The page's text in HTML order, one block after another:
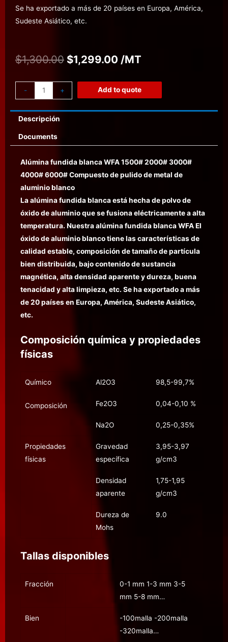
Se ha exportado a más de 20 países en Europa, América,
Sudeste Asiático, etc.
$1,300.00 $1,299.00 /MT
- + Add to quote
Descripción
Documents
Alúmina fundida blanca WFA 1500# 2000# 3000#
4000# 6000# Compuesto de pulido de metal de
aluminio blanco
La alúmina fundida blanca está hecha de polvo de
óxido de aluminio que se fusiona eléctricamente a alta
temperatura. Nuestra alúmina fundida blanca WFA El
óxido de aluminio blanco tiene las características de
calidad estable, composición de tamaño de partícula
bien distribuida, bajo contenido de sustancia
magnética, alta densidad aparente y dureza, buena
tenacidad y alta limpieza, etc. Se ha exportado a más
de 20 países en Europa, América, Sudeste Asiático,
etc.
Composición química y propiedades
físicas
Químico
Composición
Al2O3 98,5-99,7%
Fe2O3 0,04-0,10 %
Na2O 0,25-0,35%
Propiedades
físicas
Gravedad
específica
3,95-3,97
g/cm3
Densidad
aparente
1,75-1,95
g/cm3
Dureza de
Mohs
9.0
Tallas disponibles
Fracción
0-1 mm 1-3 mm 3-5
mm 5-8 mm…
Bien
-100malla -200malla
-320malla…